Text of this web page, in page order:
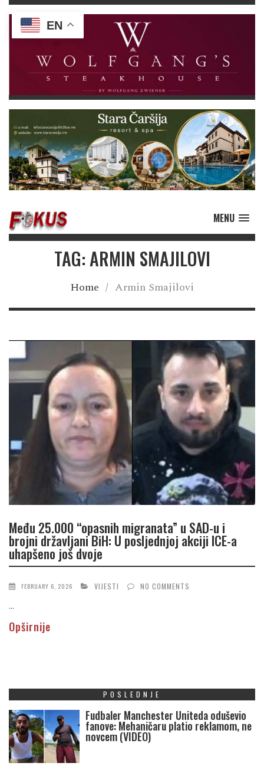
MENU
TAG: ARMIN SMAJILOVI
Home / Armin Smajilovi
Među 25.000 “opasnih migranata” u SAD-u i
brojni državljani BiH: U posljednjoj akciji ICE-a
uhapšeno još dvoje
FEBRUARY 6, 2026 VIJESTI NO COMMENTS
...
Opširnije
POSLEDNJE
Fudbaler Manchester Uniteda oduševio
fanove: Mehaničaru platio reklamom, ne
novcem (VIDEO)
EN